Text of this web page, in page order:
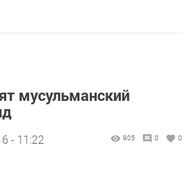
мусульманский
- 11:22 905 0 0